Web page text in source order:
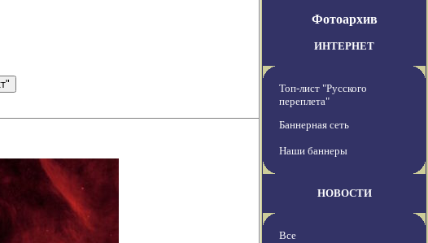
Фотоархив
ИНТЕРНЕТ
Топ-лист "Русского
переплета"
Баннерная сеть
Наши баннеры
НОВОСТИ
Все